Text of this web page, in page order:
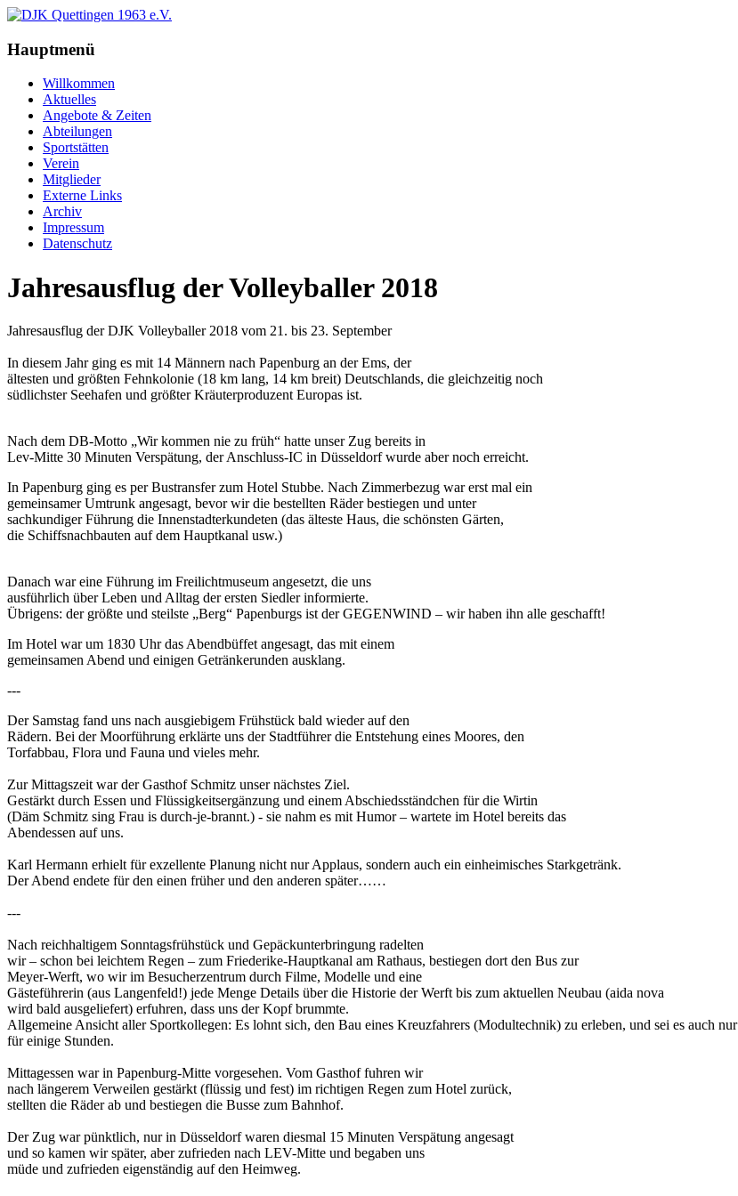
Hauptmenü
Willkommen
Aktuelles
Angebote & Zeiten
Abteilungen
Sportstätten
Verein
Mitglieder
Externe Links
Archiv
Impressum
Datenschutz
Jahresausflug der Volleyballer 2018
Jahresausflug der DJK Volleyballer 2018 vom 21. bis 23. September
In diesem Jahr ging es mit 14 Männern nach Papenburg an der Ems, der
ältesten und größten Fehnkolonie (18 km lang, 14 km breit) Deutschlands, die gleichzeitig noch
südlichster Seehafen und größter Kräuterproduzent Europas ist.
Nach dem DB-Motto „Wir kommen nie zu früh“ hatte unser Zug bereits in
Lev-Mitte 30 Minuten Verspätung, der Anschluss-IC in Düsseldorf wurde aber noch erreicht.
In Papenburg ging es per Bustransfer zum Hotel Stubbe. Nach Zimmerbezug war erst mal ein
gemeinsamer Umtrunk angesagt, bevor wir die bestellten Räder bestiegen und unter
sachkundiger Führung die Innenstadterkundeten (das älteste Haus, die schönsten Gärten,
die Schiffsnachbauten auf dem Hauptkanal usw.)
Danach war eine Führung im Freilichtmuseum angesetzt, die uns
ausführlich über Leben und Alltag der ersten Siedler informierte.
Übrigens: der größte und steilste „Berg“ Papenburgs ist der GEGENWIND – wir haben ihn alle geschafft!
Im Hotel war um 1830 Uhr das Abendbüffet angesagt, das mit einem
gemeinsamen Abend und einigen Getränkerunden ausklang.
---
Der Samstag fand uns nach ausgiebigem Frühstück bald wieder auf den
Rädern. Bei der Moorführung erklärte uns der Stadtführer die Entstehung eines Moores, den
Torfabbau, Flora und Fauna und vieles mehr.
Zur Mittagszeit war der Gasthof Schmitz unser nächstes Ziel.
Gestärkt durch Essen und Flüssigkeitsergänzung und einem Abschiedsständchen für die Wirtin
(Däm Schmitz sing Frau is durch-je-brannt.) - sie nahm es mit Humor – wartete im Hotel bereits das
Abendessen auf uns.
Karl Hermann erhielt für exzellente Planung nicht nur Applaus, sondern auch ein einheimisches Starkgetränk.
Der Abend endete für den einen früher und den anderen später……
---
Nach reichhaltigem Sonntagsfrühstück und Gepäckunterbringung radelten
wir – schon bei leichtem Regen – zum Friederike-Hauptkanal am Rathaus, bestiegen dort den Bus zur
Meyer-Werft, wo wir im Besucherzentrum durch Filme, Modelle und eine
Gästeführerin (aus Langenfeld!) jede Menge Details über die Historie der Werft bis zum aktuellen Neubau (aida nova
wird bald ausgeliefert) erfuhren, dass uns der Kopf brummte.
Allgemeine Ansicht aller Sportkollegen: Es lohnt sich, den Bau eines Kreuzfahrers (Modultechnik) zu erleben, und sei es auch nur
für einige Stunden.
Mittagessen war in Papenburg-Mitte vorgesehen. Vom Gasthof fuhren wir
nach längerem Verweilen gestärkt (flüssig und fest) im richtigen Regen zum Hotel zurück,
stellten die Räder ab und bestiegen die Busse zum Bahnhof.
Der Zug war pünktlich, nur in Düsseldorf waren diesmal 15 Minuten Verspätung angesagt
und so kamen wir später, aber zufrieden nach LEV-Mitte und begaben uns
müde und zufrieden eigenständig auf den Heimweg.